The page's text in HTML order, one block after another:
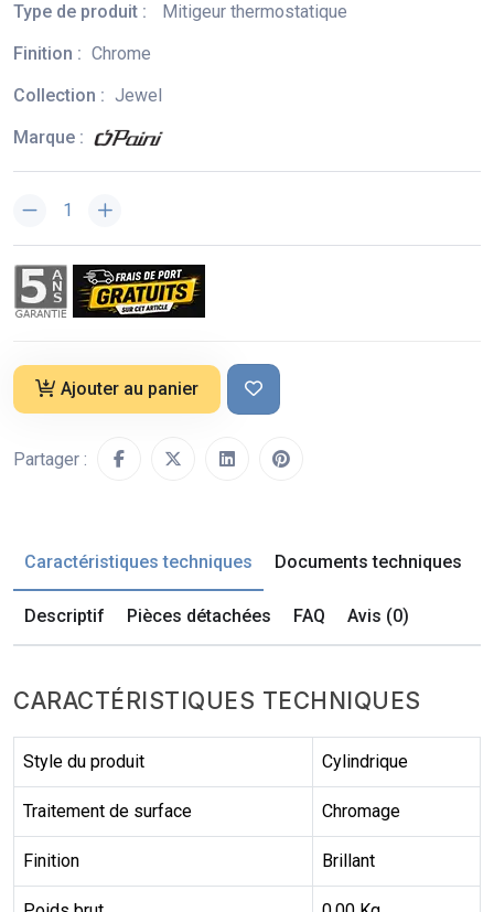
Type de produit :
Mitigeur thermostatique
Finition : Chrome
Collection : Jewel
Marque :
Ajouter au panier
Partager :
Caractéristiques techniques Documents techniques
Descriptif Pièces détachées FAQ Avis (0)
CARACTÉRISTIQUES TECHNIQUES
Style du produit Cylindrique
Traitement de surface Chromage
Finition Brillant